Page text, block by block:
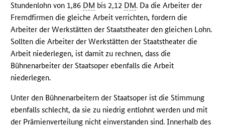
Stundenlohn von 1,86 DM bis 2,12 DM. Da die Arbeiter der
Fremdfirmen die gleiche Arbeit verrichten, fordern die
Arbeiter der Werkstätten der Staatstheater den gleichen Lohn.
Sollten die Arbeiter der Werkstätten der Staatstheater die
Arbeit niederlegen, ist damit zu rechnen, dass die
Bühnenarbeiter der Staatsoper ebenfalls die Arbeit
niederlegen.
Unter den Bühnenarbeitern der Staatsoper ist die Stimmung
ebenfalls schlecht, da sie zu niedrig entlohnt werden und mit
der Prämienverteilung nicht einverstanden sind. Innerhalb des